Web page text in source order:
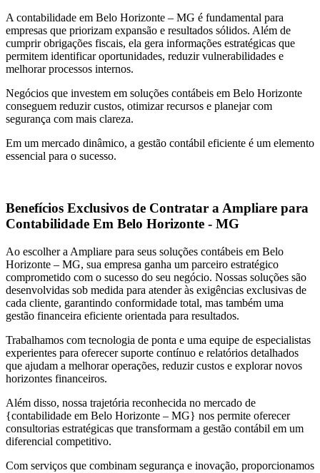
A contabilidade em Belo Horizonte – MG é fundamental para
empresas que priorizam expansão e resultados sólidos. Além de
cumprir obrigações fiscais, ela gera informações estratégicas que
permitem identificar oportunidades, reduzir vulnerabilidades e
melhorar processos internos.
Negócios que investem em soluções contábeis em Belo Horizonte
conseguem reduzir custos, otimizar recursos e planejar com
segurança com mais clareza.
Em um mercado dinâmico, a gestão contábil eficiente é um elemento
essencial para o sucesso.
Benefícios Exclusivos de Contratar a Ampliare para
Contabilidade Em Belo Horizonte - MG
Ao escolher a Ampliare para seus soluções contábeis em Belo
Horizonte – MG, sua empresa ganha um parceiro estratégico
comprometido com o sucesso do seu negócio. Nossas soluções são
desenvolvidas sob medida para atender às exigências exclusivas de
cada cliente, garantindo conformidade total, mas também uma
gestão financeira eficiente orientada para resultados.
Trabalhamos com tecnologia de ponta e uma equipe de especialistas
experientes para oferecer suporte contínuo e relatórios detalhados
que ajudam a melhorar operações, reduzir custos e explorar novos
horizontes financeiros.
Além disso, nossa trajetória reconhecida no mercado de
{contabilidade em Belo Horizonte – MG} nos permite oferecer
consultorias estratégicas que transformam a gestão contábil em um
diferencial competitivo.
Com serviços que combinam segurança e inovação, proporcionamos